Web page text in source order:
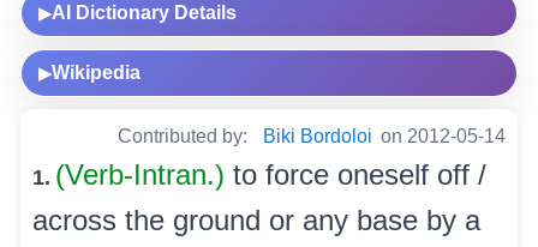
▶AI Dictionary Details
▶Wikipedia
Contributed by: Biki Bordoloi on 2012-05-14
1. (Verb-Intran.) to force oneself off /
across the ground or any base by a